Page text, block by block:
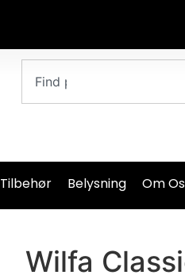
Tilbehør Belysning Om Os
Wilfa